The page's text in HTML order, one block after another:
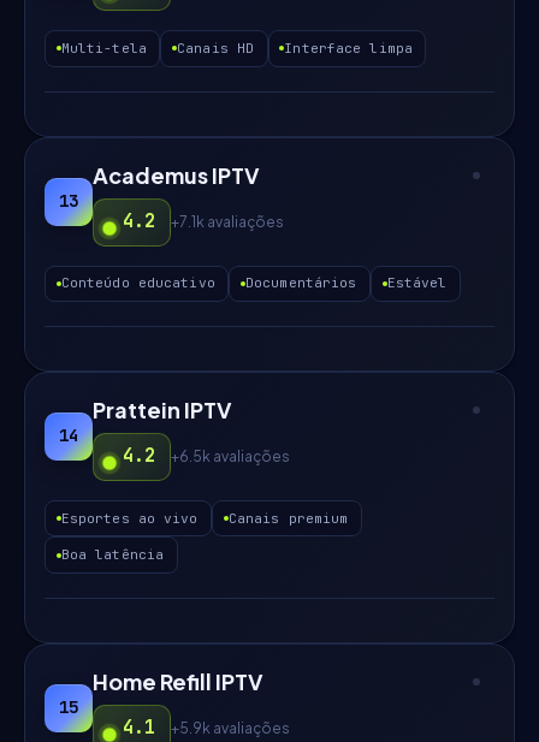
Multi-tela Canais HD Interface limpa
13
Academus IPTV
4.2 +7.1k avaliações
Conteúdo educativo Documentários Estável
14
Prattein IPTV
4.2 +6.5k avaliações
Esportes ao vivo Canais premium
Boa latência
15
Home Refill IPTV
4.1 +5.9k avaliações